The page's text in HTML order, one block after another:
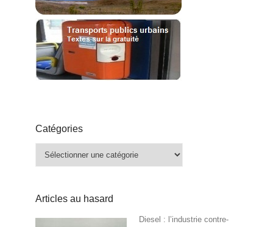
Catégories
Catégories
Articles au hasard
Diesel : l’industrie contre-